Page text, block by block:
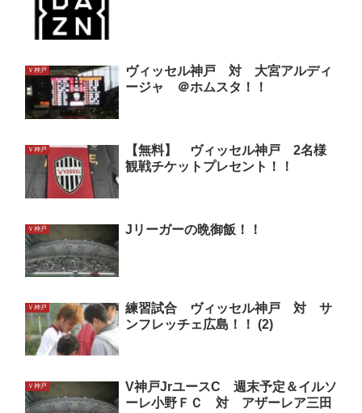
Ｖ神戸
ヴィッセル神戸 対 大宮アルディ
ージャ ＠ホムスタ！！
Ｖ神戸
【無料】 ヴィッセル神戸 2名様
観戦チケットプレセント！！
Ｖ神戸 Jリーガーの晩御飯！！
Ｖ神戸
練習試合 ヴィッセル神戸 対 サ
ンフレッチェ広島！！ (2)
Ｖ神戸
V神戸JrユースC 週末予定＆イルソ
ーレ小野ＦＣ 対 アザーレア三田